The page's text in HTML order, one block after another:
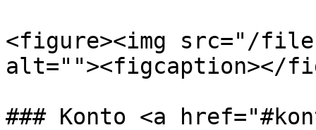
<figure><img src="/
alt=""><figcaption></
### Konto <a